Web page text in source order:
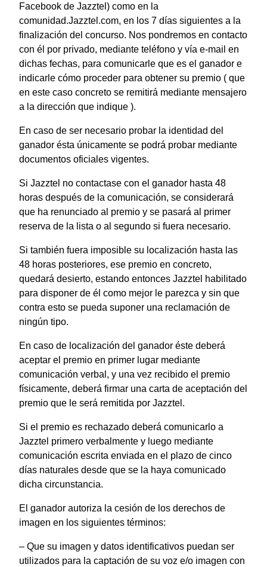
Facebook de Jazztel) como en la
comunidad.Jazztel.com, en los 7 días siguientes a la
finalización del concurso. Nos pondremos en contacto
con él por privado, mediante teléfono y vía e-mail en
dichas fechas, para comunicarle que es el ganador e
indicarle cómo proceder para obtener su premio ( que
en este caso concreto se remitirá mediante mensajero
a la dirección que indique ).
En caso de ser necesario probar la identidad del
ganador ésta únicamente se podrá probar mediante
documentos oficiales vigentes.
Si Jazztel no contactase con el ganador hasta 48
horas después de la comunicación, se considerará
que ha renunciado al premio y se pasará al primer
reserva de la lista o al segundo si fuera necesario.
Si también fuera imposible su localización hasta las
48 horas posteriores, ese premio en concreto,
quedará desierto, estando entonces Jazztel habilitado
para disponer de él como mejor le parezca y sin que
contra esto se pueda suponer una reclamación de
ningún tipo.
En caso de localización del ganador éste deberá
aceptar el premio en primer lugar mediante
comunicación verbal, y una vez recibido el premio
físicamente, deberá firmar una carta de aceptación del
premio que le será remitida por Jazztel.
Si el premio es rechazado deberá comunicarlo a
Jazztel primero verbalmente y luego mediante
comunicación escrita enviada en el plazo de cinco
días naturales desde que se la haya comunicado
dicha circunstancia.
El ganador autoriza la cesión de los derechos de
imagen en los siguientes términos:
– Que su imagen y datos identificativos puedan ser
utilizados para la captación de su voz e/o imagen con